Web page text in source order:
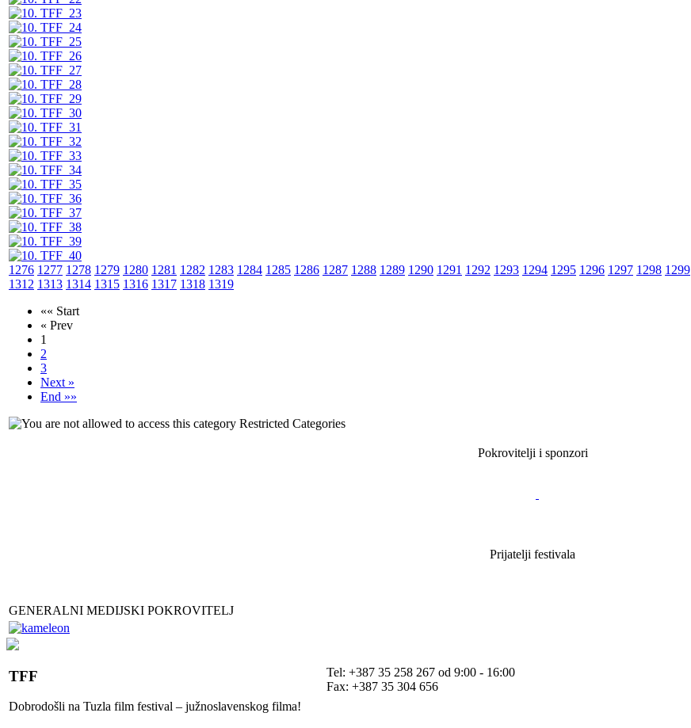
1276 1277 1278 1279 1280 1281 1282 1283 1284 1285 1286 1287 1288 1289 1290 1291 1292 1293 1294 1295 1296 1297 1298 1299
1312 1313 1314 1315 1316 1317 1318 1319
«« Start
« Prev
1
2
3
Next »
End »»
Restricted Categories
Pokrovitelji i sponzori
Prijatelji festivala
GENERALNI MEDIJSKI POKROVITELJ
TFF
Dobrodošli na Tuzla film festival – južnoslavenskog filma!
Tel: +387 35 258 267 od 9:00 - 16:00
Fax: +387 35 304 656